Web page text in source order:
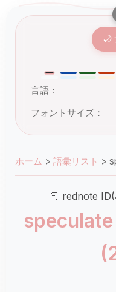
🌙
言語：
フォントサイズ：
ホーム > 語彙リスト >
📕 rednote
speculate